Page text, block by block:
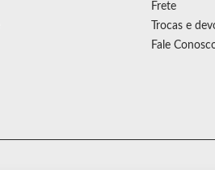
Frete
Trocas e
Fale